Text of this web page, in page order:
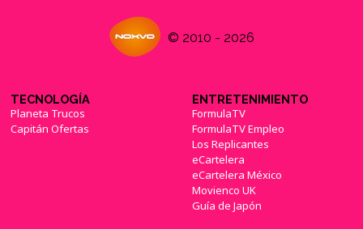
© 2010 - 2026
TECNOLOGÍA
Planeta Trucos
Capitán Ofertas
ENTRETENIMIENTO
FormulaTV
FormulaTV Empleo
Los Replicantes
eCartelera
eCartelera México
Movienco UK
Guía de Japón